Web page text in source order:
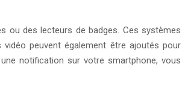
ou des lecteurs de badges. Ces systèmes
peuvent également être ajoutés pour
notification sur votre smartphone, vous